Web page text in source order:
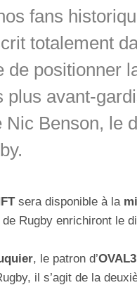
fans
totalement
de positionner
plus avant-
Nic Benson, le
sera disponible à la
Rugby enrichiront le
, le patron d’OVAL3
il s’agit de la